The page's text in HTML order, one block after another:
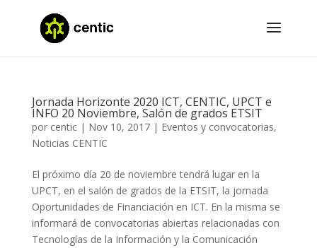
Jornada Horizonte 2020 ICT, CENTIC, UPCT e
INFO 20 Noviembre, Salón de grados ETSIT
por centic| Nov 10, 2017| Eventos y convocatorias,
Noticias CENTIC
El próximo día 20 de noviembre tendrá lugar en la
UPCT, en el salón de grados de la ETSIT, la jornada
Oportunidades de Financiación en ICT. En la misma se
informará de convocatorias abiertas relacionadas con
Tecnologías de la Información y la Comunicación